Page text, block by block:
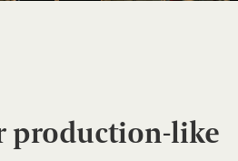
production-like